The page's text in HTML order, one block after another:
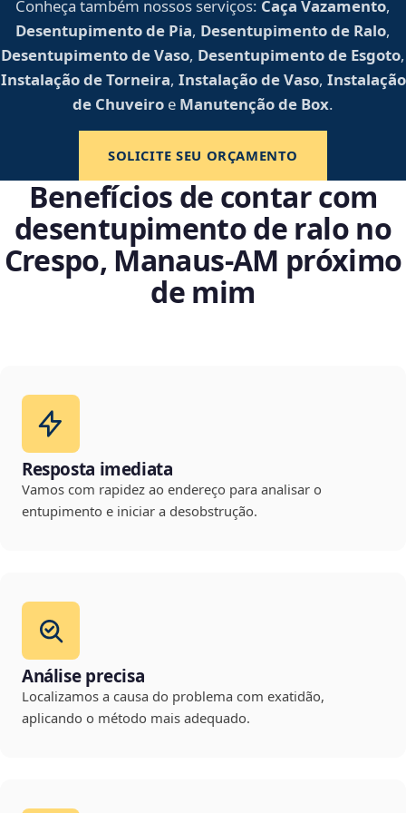
Conheça também nossos serviços: Caça Vazamento,
Desentupimento de Pia, Desentupimento de Ralo,
Desentupimento de Vaso, Desentupimento de Esgoto,
Instalação de Torneira, Instalação de Vaso, Instalação
de Chuveiro e Manutenção de Box.
SOLICITE SEU ORÇAMENTO
Benefícios de contar com
desentupimento de ralo no
Crespo, Manaus‑AM próximo
de mim
Resposta imediata
Vamos com rapidez ao endereço para analisar o
entupimento e iniciar a desobstrução.
Análise precisa
Localizamos a causa do problema com exatidão,
aplicando o método mais adequado.